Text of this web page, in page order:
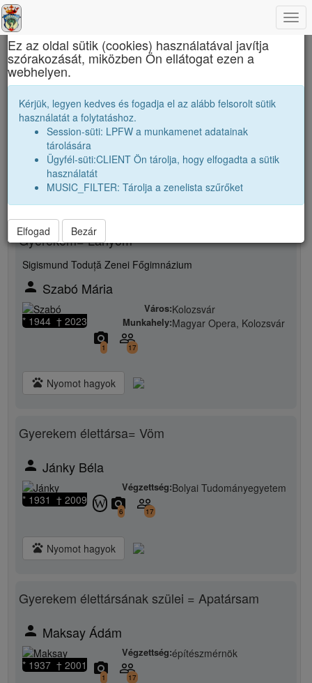
Református Kollégium
Szabó László
whatshot
Új rokonsági kapcsolat megjelölése
Rokon neme
Gyerekem= Lányom
Sigismund Toduță Zenei Főgimnázium
person Szabó Mária
* 1944 † 2023
Város:Kolozsvár
Munkahely:Magyar Opera, Kolozsvár
camera_alt
1
people_outline
17
pets Nyomot hagyok
Gyerekem élettársa= Vöm
person Jánky Béla
* 1931 † 2009
Végzettség:Bolyai Tudományegyetem
W camera_alt
6 people_outline
17
pets Nyomot hagyok
Gyerekem élettársának szülei = Apatársam
person Maksay Ádám
* 1937 † 2001
Végzettség:építészmérnök
camera_alt
1
people_outline
17
×
Ez az oldal sütik (cookies) használatával javítja
szórakozását, miközben Ön ellátogat ezen a
webhelyen.
Kérjük, legyen kedves és fogadja el az alább felsorolt sütik
használatát a folytatáshoz.
Session-süti: LPFW a munkamenet adatainak
tárolására
Ügyfél-süti:CLIENT Ön tárolja, hogy elfogadta a sütik
használatát
MUSIC_FILTER: Tárolja a zenelista szűrőket
Elfogad Bezár